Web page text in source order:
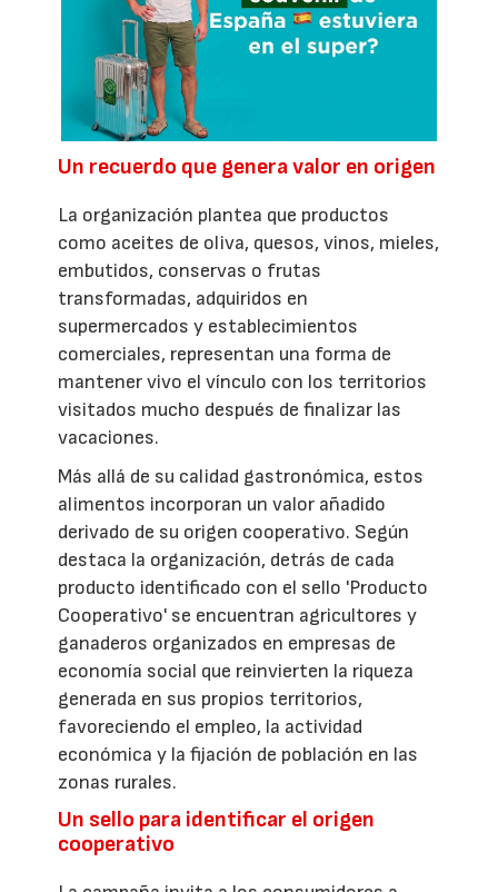
Un recuerdo que genera valor en origen
La organización plantea que productos
como aceites de oliva, quesos, vinos, mieles,
embutidos, conservas o frutas
transformadas, adquiridos en
supermercados y establecimientos
comerciales, representan una forma de
mantener vivo el vínculo con los territorios
visitados mucho después de finalizar las
vacaciones.
Más allá de su calidad gastronómica, estos
alimentos incorporan un valor añadido
derivado de su origen cooperativo. Según
destaca la organización, detrás de cada
producto identificado con el sello 'Producto
Cooperativo' se encuentran agricultores y
ganaderos organizados en empresas de
economía social que reinvierten la riqueza
generada en sus propios territorios,
favoreciendo el empleo, la actividad
económica y la fijación de población en las
zonas rurales.
Un sello para identificar el origen
cooperativo